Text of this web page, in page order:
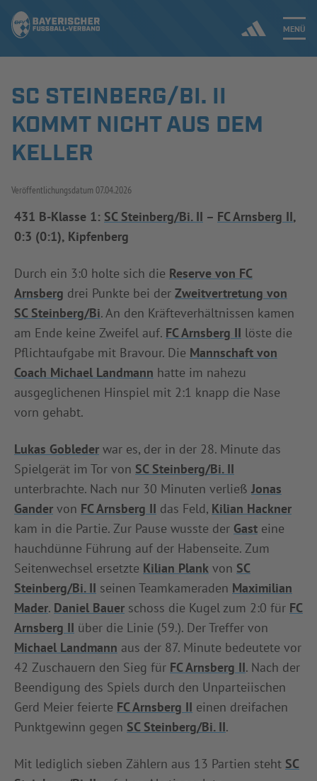
MENÜ
Jetzt einloggen
ERGEBNISSE & WETTBEWERBE
SPIELBETRIEB & VERBANDSLEBEN
AUSBILDUNG & FÖRDERUNG
DER VERBAND
INFOTHEK SPIELPLUS
SC STEINBERG/BI. II
KOMMT NICHT AUS DEM
KELLER
Veröffentlichungsdatum 07.04.2026
431 B-Klasse 1: SC Steinberg/Bi. II – FC Arnsberg II,
0:3 (0:1), Kipfenberg
Durch ein 3:0 holte sich die Reserve von FC
Arnsberg drei Punkte bei der Zweitvertretung von
SC Steinberg/Bi. An den Kräfteverhältnissen kamen
am Ende keine Zweifel auf. FC Arnsberg II löste die
Pflichtaufgabe mit Bravour. Die Mannschaft von
Coach Michael Landmann hatte im nahezu
ausgeglichenen Hinspiel mit 2:1 knapp die Nase
vorn gehabt.
Lukas Gobleder war es, der in der 28. Minute das
Spielgerät im Tor von SC Steinberg/Bi. II
unterbrachte. Nach nur 30 Minuten verließ Jonas
Gander von FC Arnsberg II das Feld, Kilian Hackner
kam in die Partie. Zur Pause wusste der Gast eine
hauchdünne Führung auf der Habenseite. Zum
Seitenwechsel ersetzte Kilian Plank von SC
Steinberg/Bi. II seinen Teamkameraden Maximilian
Mader. Daniel Bauer schoss die Kugel zum 2:0 für FC
Arnsberg II über die Linie (59.). Der Treffer von
Michael Landmann aus der 87. Minute bedeutete vor
42 Zuschauern den Sieg für FC Arnsberg II. Nach der
Beendigung des Spiels durch den Unparteiischen
Gerd Meier feierte FC Arnsberg II einen dreifachen
Punktgewinn gegen SC Steinberg/Bi. II.
Mit lediglich sieben Zählern aus 13 Partien steht SC